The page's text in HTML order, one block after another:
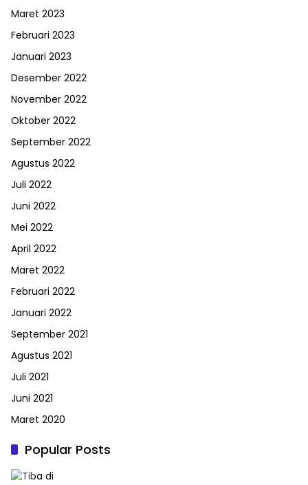
Maret 2023
Februari 2023
Januari 2023
Desember 2022
November 2022
Oktober 2022
September 2022
Agustus 2022
Juli 2022
Juni 2022
Mei 2022
April 2022
Maret 2022
Februari 2022
Januari 2022
September 2021
Agustus 2021
Juli 2021
Juni 2021
Maret 2020
Popular Posts